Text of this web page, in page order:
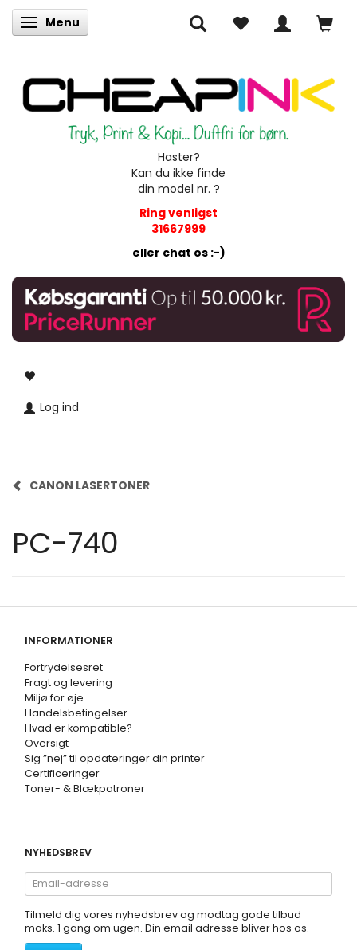
Skifte navigation
Menu
Haster?
Kan du ikke finde
din model nr. ?
Ring venligst
31667999
eller chat os :-)
Log ind
CANON LASERTONER
PC-740
INFORMATIONER
Fortrydelsesret
Fragt og levering
Miljø for øje
Handelsbetingelser
Hvad er kompatible?
Oversigt
Sig ”nej” til opdateringer din printer
Certificeringer
Toner- & Blækpatroner
NYHEDSBREV
Email-
adresse
Tilmeld dig vores nyhedsbrev og modtag gode tilbud
maks. 1 gang om ugen. Din email adresse bliver hos os.